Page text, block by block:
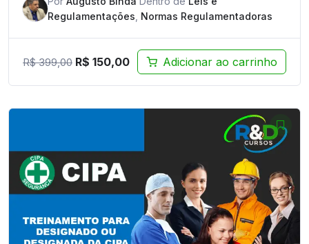
Regulamentações Normas Regulamentadoras
R$399,00 O
era:
R$ 150,00O
preço
é:
Adicionar ao carrinho